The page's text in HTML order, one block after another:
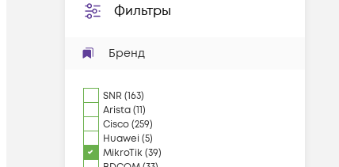
Фильтры
Бренд
SNR (163)
Arista(11)
Cisco(259)
Huawei (5)
MikroTik(39)